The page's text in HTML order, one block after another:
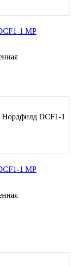
1 MP
Нордфилд DCF1-1
1 MP